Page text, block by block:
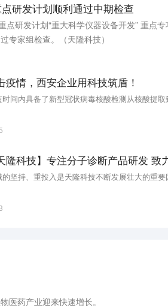
研发计划顺利通过中期检查
点研发计划“重大科学仪器设备开发” 重
专家组检查。（天隆科技）
疫情，西安企业用科技筑盾！
间内具备了新型冠状病毒核酸检测从核酸提取
隆科技】专注分子诊断产品研发
坚持、重投入是天隆科技不断发展壮大的重要
医药产业迎来快速增长。